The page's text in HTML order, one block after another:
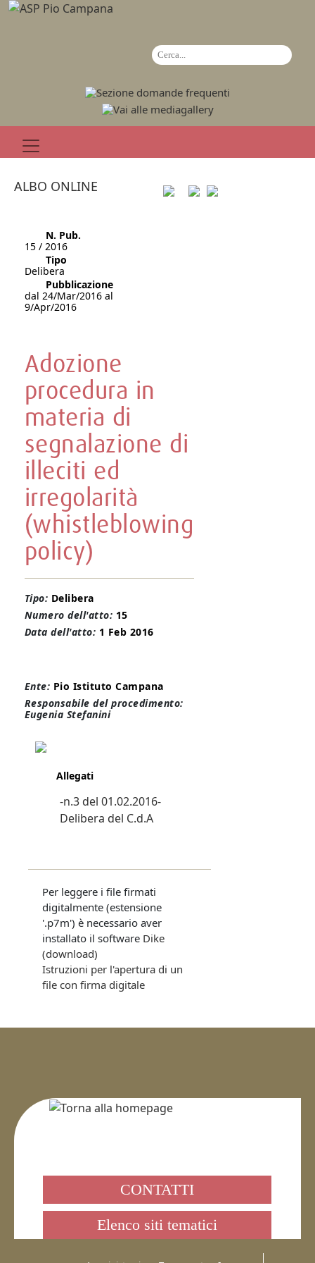
ALBO ONLINE
N. Pub.
15 / 2016
Tipo
Delibera
Pubblicazione
dal 24/Mar/2016 al
9/Apr/2016
Adozione
procedura in
materia di
segnalazione di
illeciti ed
irregolarità
(whistleblowing
policy)
Tipo: Delibera
Numero dell'atto: 15
Data dell'atto: 1 Feb 2016
Ente: Pio Istituto Campana
Responsabile del procedimento:
Eugenia Stefanini
Allegati
-n.3 del 01.02.2016-
Delibera del C.d.A
Per leggere i file firmati
digitalmente (estensione
'.p7m') è necessario aver
installato il software Dike
(download)
Istruzioni per l'apertura di un
file con firma digitale
CONTATTI
Elenco siti tematici